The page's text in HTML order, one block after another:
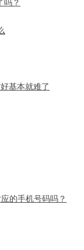
吗？
基本就难了
的手机号码吗？